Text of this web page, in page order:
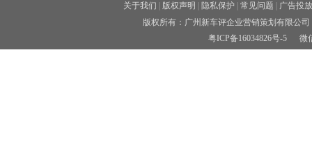
关于我们 版权声明 隐私保护 常见问题
广告投放
版权所有：广州新车评企业营销策划有限公
粤ICP备16034826号-5微信